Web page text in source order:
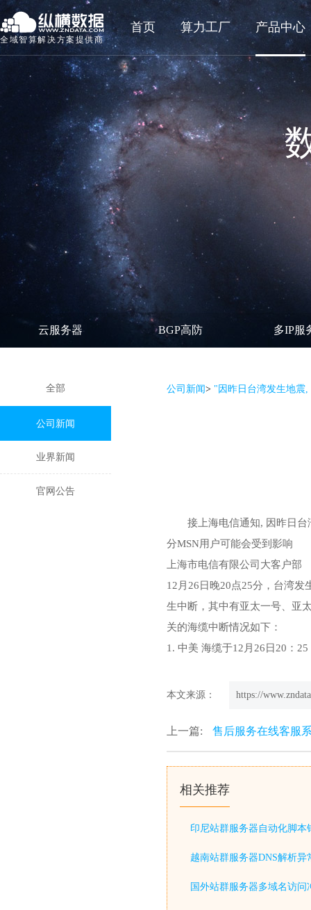
全域智算解决方案提供商
首页 算力工厂 产品中心
云服务器 BGP高防 多IP服
全部
公司新闻
业界新闻
官网公告
公司新闻> "因昨日台湾发生地震
接上海电信通知, 因昨日
分MSN用户可能会受到影响
上海市电信有限公司大客户部
12月26日晚20点25分，台湾
生中断，其中有亚太一号、亚
关的海缆中断情况如下：
1. 中美 海缆于12月26日20：
本文来源： https://
上一篇: 售后服务在线客服
相关推荐
印尼站群服务器自动化脚本
越南站群服务器DNS解析异
国外站群服务器多域名访问